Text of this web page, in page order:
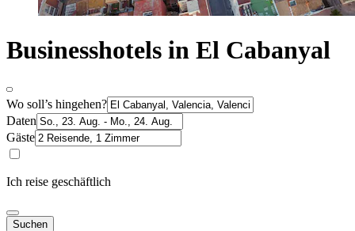
Businesshotels in El Cabanyal
Wo soll’s hingehen?
Daten
Gäste
Ich reise geschäftlich
Suchen